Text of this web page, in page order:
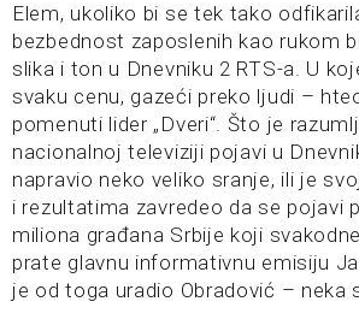
Elem, ukoliko bi se tek tako
bezbednost zaposlenih kao rukom
slika i ton u Dnevniku 2 RTS-a. U
svaku cenu, gazeći preko ljudi –
pomenuti lider „Dveri“. Što je
nacionalnoj televiziji pojavi u
napravio neko veliko sranje, ili je
i rezultatima zavredeo da se pojavi
miliona građana Srbije koji
prate glavnu informativnu emisiju
je od toga uradio Obradović – neka